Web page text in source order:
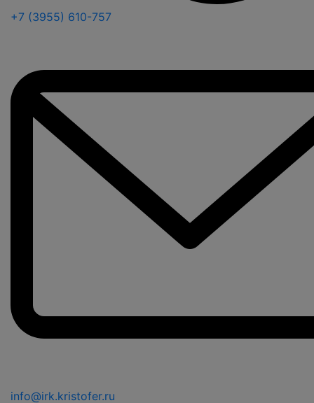
+7 (3955) 610-757
info@irk.kristofer.ru